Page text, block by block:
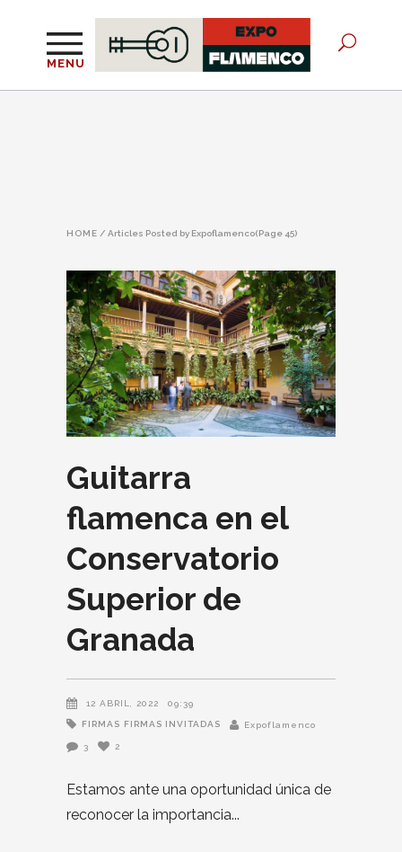
MENU
HOME / Articles Posted by Expoflamenco(Page 45)
Guitarra
flamenca en el
Conservatorio
Superior de
Granada
12 ABRIL, 2022 09:39
FIRMAS FIRMAS INVITADAS Expoflamenco
3 2
Estamos ante una oportunidad única de
reconocer la importancia